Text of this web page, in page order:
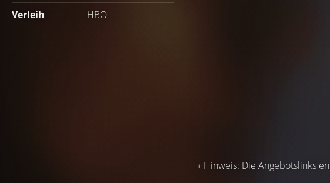
Verleih
HBO
Hinweis: Die Angebotslinks